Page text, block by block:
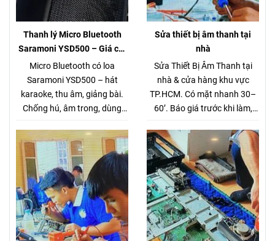
Thanh lý Micro Bluetooth
Saramoni YSD500 – Giá chỉ
280.000đ (Hàng chuẩn gần 1
triệu)
Micro Bluetooth có loa
Saramoni YSD500 – hát
karaoke, thu âm, giảng bài.
Chống hú, âm trong, dùng
thanh lý 280K.
Sửa thiết bị âm thanh tại
nhà
Sửa Thiết Bị Âm Thanh tại
nhà & cửa hàng khu vực
TP.HCM. Có mặt nhanh 30–
60’. Báo giá trước khi làm,